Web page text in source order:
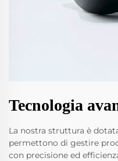
Tecnologia
La nostra struttura è
permettono di gestire
con precisione ed